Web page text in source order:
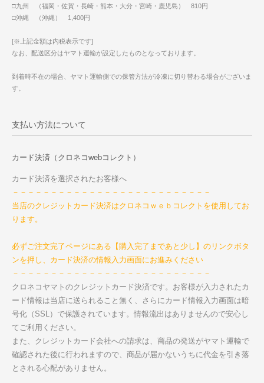
□九州 （福岡・佐賀・長崎・熊本・大分・宮崎・鹿児島） 810円
□沖縄 （沖縄） 1,400円
[※上記金額は内税表示です]
なお、配送区分はヤマト運輸が設定したものとなっております。
到着時不在の場合、ヤマト運輸側での保管方法が冷凍に切り替わる場合がございま
す。
支払い方法について
カード決済（クロネコwebコレクト）
カード決済を選択されたお客様へ
－－－－－－－－－－－－－－－－－－－－－－－－－－
当店のクレジットカード決済はクロネコｗｅｂコレクトを使用してお
ります。
必ずご注文完了ページにある【購入完了まであと少し】のリンクボタ
ンを押し、カード決済の情報入力画面にお進みください
－－－－－－－－－－－－－－－－－－－－－－－－－－
クロネコヤマトのクレジットカード決済です。お客様が入力されたカ
ード情報は当店に送られること無く、さらにカード情報入力画面は暗
号化（SSL）で保護されています。情報流出はありませんので安心し
てご利用ください。
また、クレジットカード会社への請求は、商品の発送がヤマト運輸で
確認された後に行われますので、商品が届かないうちに代金を引き落
とされる心配がありません。